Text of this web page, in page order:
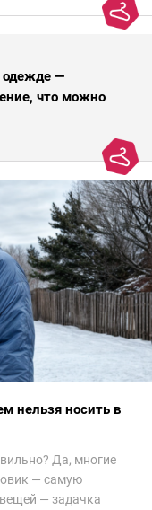
одежде —
что можно
нельзя носить в
Да, многие
— самую
— задачка